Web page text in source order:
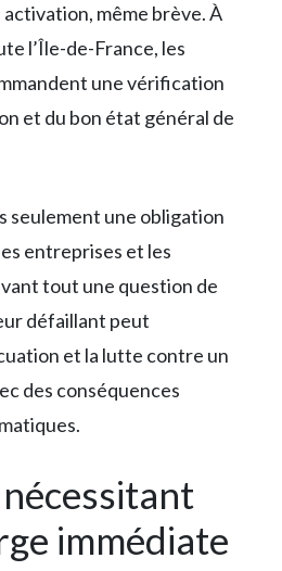
même brève. À
l’Île-de-France, les
une vérification
et du bon état général de
seulement une obligation
entreprises et les
tout une question de
défaillant peut
et la lutte contre un
des conséquences
immédiate